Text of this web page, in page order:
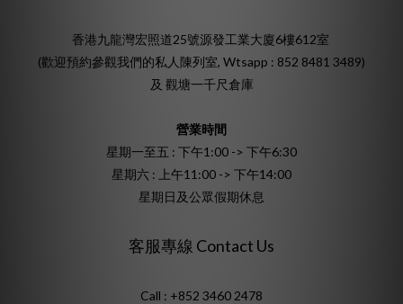
香港九龍灣宏照道25號源發工業大廈6樓612室
(歡迎預約參觀我們的私人陳列室, Wtsapp : 852 8481 3489)
及 觀塘一千尺倉庫
營業時間
星期一至五 : 下午1:00 -> 下午6:30
星期六 : 上午11:00 -> 下午14:00
星期日及公眾假期休息
客服專線 Contact Us
Call : +852 3460 2478